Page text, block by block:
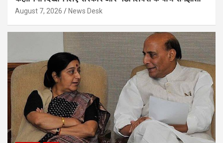
August 7, 2026 News Desk